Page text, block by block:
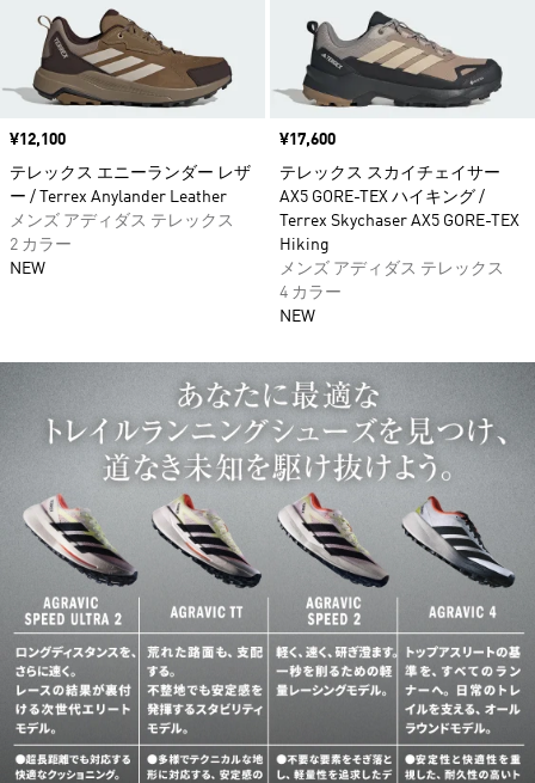
価格
¥12,100
テレックス エニーランダー レザ
ー / Terrex Anylander Leather
メンズ アディダス テレックス
2 カラー
NEW
価格
¥17,600
テレックス スカイチェイサー
AX5 GORE-TEX ハイキング /
Terrex Skychaser AX5 GORE-TEX
Hiking
メンズ アディダス テレックス
4 カラー
NEW